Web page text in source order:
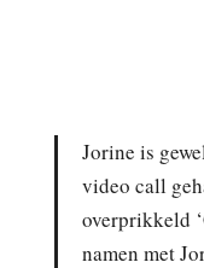
Jorine is
video call
overprikkeld
namen met